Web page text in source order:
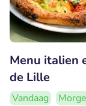
Menu italien
de Lille
Vandaag